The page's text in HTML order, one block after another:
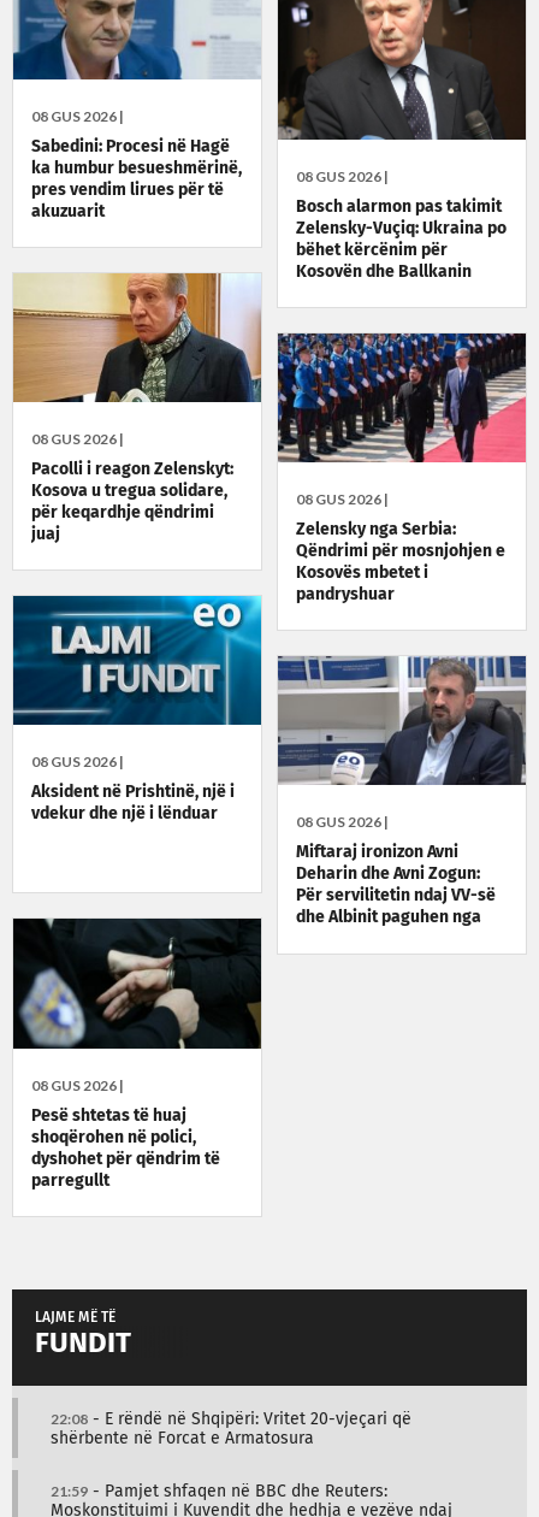
08 GUS 2026 |
Sabedini: Procesi në Hagë
ka humbur besueshmërinë,
pres vendim lirues për të
akuzuarit
08 GUS 2026 |
Bosch alarmon pas takimit
Zelensky-Vuçiq: Ukraina po
bëhet kërcënim për
Kosovën dhe Ballkanin
08 GUS 2026 |
Pacolli i reagon Zelenskyt:
Kosova u tregua solidare,
për keqardhje qëndrimi
juaj
08 GUS 2026 |
Zelensky nga Serbia:
Qëndrimi për mosnjohjen e
Kosovës mbetet i
pandryshuar
08 GUS 2026 |
Aksident në Prishtinë, një i
vdekur dhe një i lënduar
08 GUS 2026 |
Miftaraj ironizon Avni
Deharin dhe Avni Zogun:
Për servilitetin ndaj VV-së
dhe Albinit paguhen nga
08 GUS 2026 |
Pesë shtetas të huaj
shoqërohen në polici,
dyshohet për qëndrim të
parregullt
LAJME MË TË
FUNDIT
22:08 - E rëndë në Shqipëri: Vritet 20-vjeçari që
shërbente në Forcat e Armatosura
21:59 - Pamjet shfaqen në BBC dhe Reuters:
Moskonstituimi i Kuvendit dhe hedhja e vezëve ndaj